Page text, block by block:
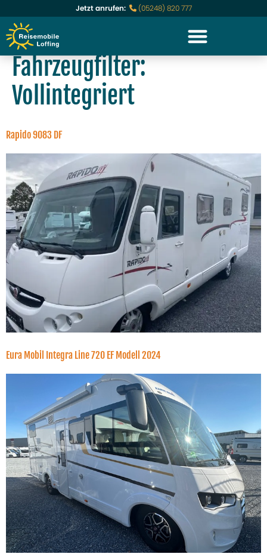
Jetzt anrufen: (05248) 820 777
Fahrzeugfilter:
Vollintegriert
Rapido 9083 DF
Eura Mobil Integra Line 720 EF Modell 2024